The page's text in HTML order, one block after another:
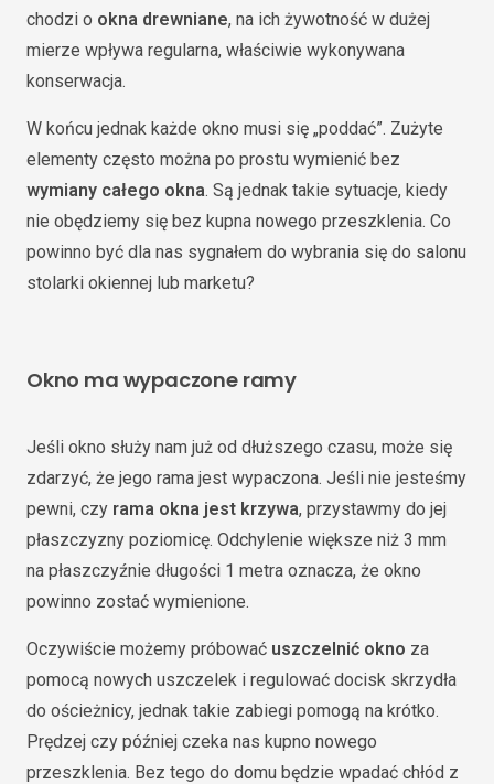
chodzi o okna drewniane, na ich żywotność w dużej
mierze wpływa regularna, właściwie wykonywana
konserwacja.
W końcu jednak każde okno musi się „poddać”. Zużyte
elementy często można po prostu wymienić bez
wymiany całego okna. Są jednak takie sytuacje, kiedy
nie obędziemy się bez kupna nowego przeszklenia. Co
powinno być dla nas sygnałem do wybrania się do salonu
stolarki okiennej lub marketu?
Okno ma wypaczone ramy
Jeśli okno służy nam już od dłuższego czasu, może się
zdarzyć, że jego rama jest wypaczona. Jeśli nie jesteśmy
pewni, czy rama okna jest krzywa, przystawmy do jej
płaszczyzny poziomicę. Odchylenie większe niż 3 mm
na płaszczyźnie długości 1 metra oznacza, że okno
powinno zostać wymienione.
Oczywiście możemy próbować uszczelnić okno za
pomocą nowych uszczelek i regulować docisk skrzydła
do ościeżnicy, jednak takie zabiegi pomogą na krótko.
Prędzej czy później czeka nas kupno nowego
przeszklenia. Bez tego do domu będzie wpadać chłód z